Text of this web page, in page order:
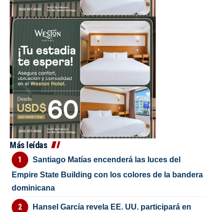
Más leídas
Santiago Matías encenderá las luces del
Empire State Building con los colores de la bandera
dominicana
Hansel García revela EE. UU. participará en